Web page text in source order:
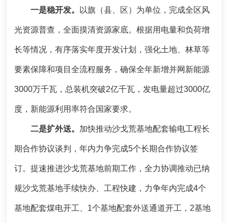
一是稳开发。 以旗（县、区）为单位，完成全区风
光资源普查，全面摸清资源家底。根据用电量和负荷增
长等情况，有序落实年度开发计划，强化土地、林草等
要素保障和项目全流程服务，确保全年新增并网新能源
3000万千瓦，总装机突破2亿千瓦，发电量超过3000亿
度，新能源利用率符合国家要求。
二是扩外送。 加快推动沙戈荒基地配套输电工程长
期合作协议谈判，年内力争完成5个长期合作协议签
订。提速推进沙戈荒基地前期工作，全力协调推动已纳
规沙戈荒基地手续快办、工程快建，力争年内完成4个
基地配套煤电开工、1个基地配套外送通道开工，2基地